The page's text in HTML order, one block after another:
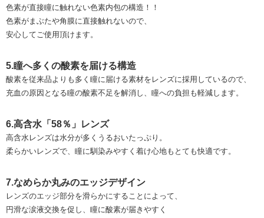
色素が直接瞳に触れない色素内包の構造！！
色素がまぶたや角膜に直接触れないので、
安心してご使用頂けます。
5.瞳へ多くの酸素を届ける構造
酸素を従来品よりも多く瞳に届ける素材をレンズに採用しているので、
充血の原因となる瞳の酸素不足を解消し、瞳への負担も軽減します。
6.高含水「58％」レンズ
高含水レンズは水分が多くうるおいたっぷり。
柔らかいレンズで、瞳に馴染みやすく着け心地もとても快適です。
7.なめらか丸みのエッジデザイン
レンズのエッジ部分を滑らかにすることによって、
円滑な涙液交換を促し、瞳に酸素が届きやすく